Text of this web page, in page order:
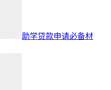
助学贷款申请必备材